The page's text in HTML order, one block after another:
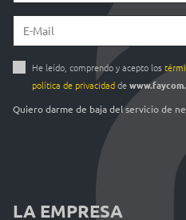
He leído, comprendo y acepto los
política de privacidadde
Quiero darme de baja del servicio de
LA EMPRESA